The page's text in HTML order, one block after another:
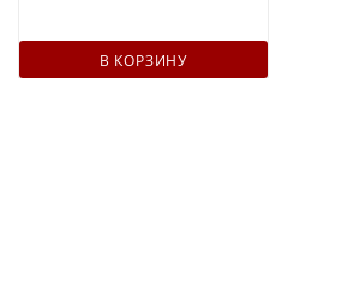
В КОРЗИНУ